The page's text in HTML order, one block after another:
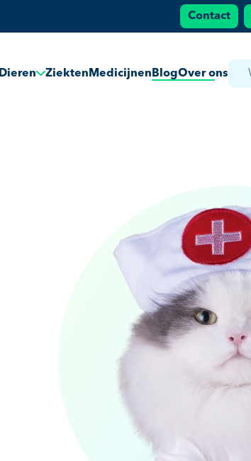
Contact
Dieren Ziekten Medicijnen BlogOver ons